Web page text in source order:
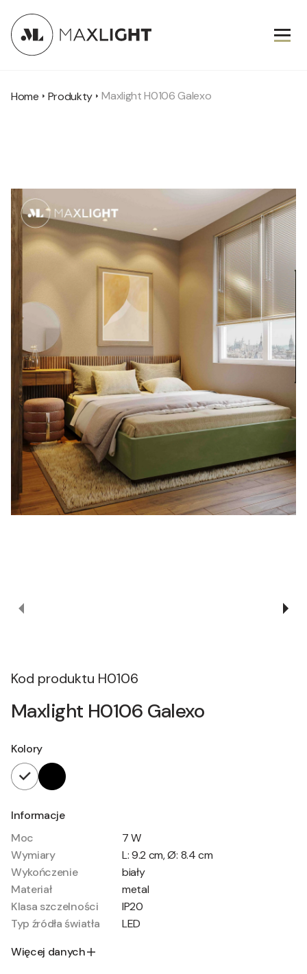
Home Produkty Maxlight H0106 Galexo
Kod produktu H0106
Maxlight H0106 Galexo
Kolory
Informacje
Moc
7 W
Wymiary
L: 9.2 cm, Ø: 8.4 cm
Wykończenie
biały
Materiał
metal
Klasa szczelności
IP20
Typ źródła światła
LED
Więcej danych